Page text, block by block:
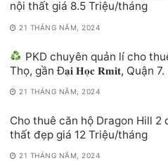
nội thất giá 8.5 Triệu/tháng
21 THÁNG NĂM, 2024
PKD chuyên quản lí cho
Thọ, gần Đ𝐚̣𝐢 𝐇𝐨̣𝐜 𝐑𝐦𝐢𝐭, Quận 7.
21 THÁNG NĂM, 2024
Cho thuê căn hộ Dragon Hill
thất đẹp giá 12 Triệu/tháng
21 THÁNG NĂM, 2024